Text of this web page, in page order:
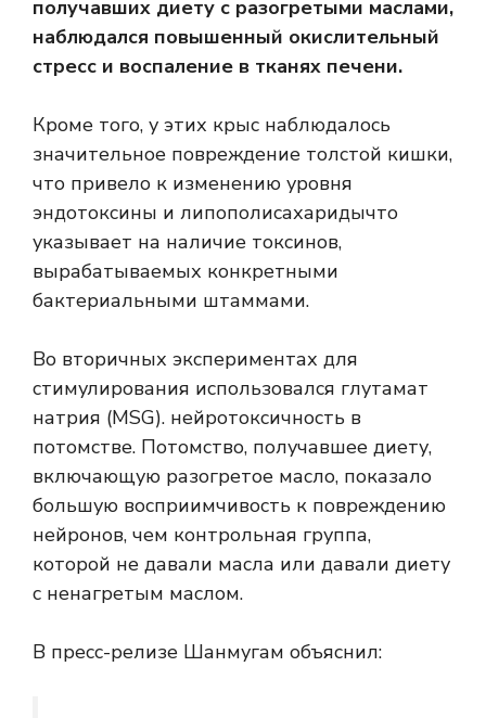
получавших диету с разогретыми маслами,
наблюдался повышенный окислительный
стресс и воспаление в тканях печени.
Кроме того, у этих крыс наблюдалось
значительное повреждение толстой кишки,
что привело к изменению уровня
эндотоксины и липополисахаридычто
указывает на наличие токсинов,
вырабатываемых конкретными
бактериальными штаммами.
Во вторичных экспериментах для
стимулирования использовался глутамат
натрия (MSG). нейротоксичность в
потомстве. Потомство, получавшее диету,
включающую разогретое масло, показало
большую восприимчивость к повреждению
нейронов, чем контрольная группа,
которой не давали масла или давали диету
с ненагретым маслом.
В пресс-релизе Шанмугам объяснил: